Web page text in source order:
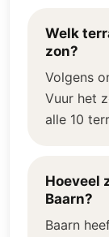
Welk
zon?
Volgens
Vuur het
alle 10
Hoeveel
Baarn?
Baarn